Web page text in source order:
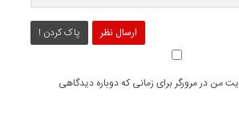
ارسال نظر پاک کردن !
من در مرورگر برای زمانی که دوباره دیدگاهی